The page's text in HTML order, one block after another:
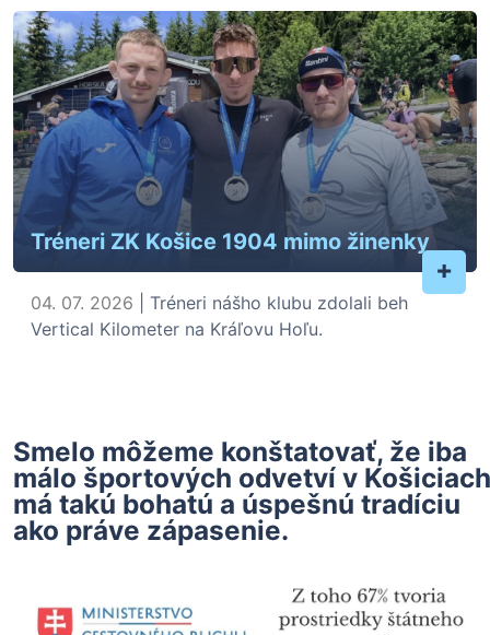
Tréneri ZK Košice 1904 mimo žinenky
+
04. 07. 2026 | Tréneri nášho klubu zdolali beh
Vertical Kilometer na Kráľovu Hoľu.
Smelo môžeme konštatovať, že iba
málo športových odvetví v Košiciach
má takú bohatú a úspešnú tradíciu
ako práve zápasenie.